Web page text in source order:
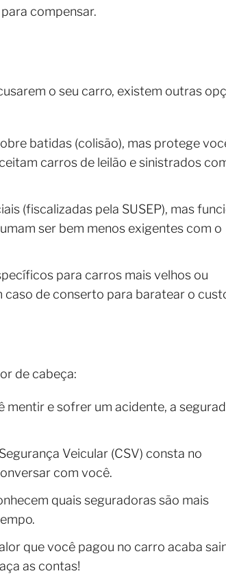
compensar.
o seu carro, existem outras
batidas (colisão), mas protege
carros de leilão e sinistrados
(fiscalizadas pela SUSEP), mas
ser bem menos exigentes com o
para carros mais velhos ou
caso de conserto para baratear o
de cabeça:
mentir e sofrer um acidente, a
Veicular (CSV) consta no
com você.
quais seguradoras são mais
que você pagou no carro acaba
as contas!